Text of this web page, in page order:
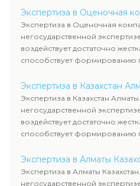
Экспертиза в Оценочная
Экспертиза в Оценочная
негосударственной
воздействует достаточно
способствует формированию
Экспертиза в Казахстан
Экспертиза в Казахстан
негосударственной
воздействует достаточно
способствует формированию
Экспертиза в Алматы
Экспертиза в Алматы
негосударственной